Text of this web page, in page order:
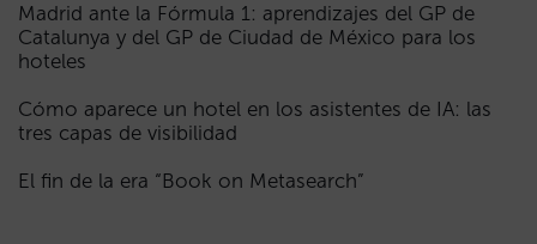
Madrid ante la Fórmula 1: aprendizajes del GP de
Catalunya y del GP de Ciudad de México para los
hoteles
Cómo aparece un hotel en los asistentes de IA: las
tres capas de visibilidad
El fin de la era “Book on Metasearch”